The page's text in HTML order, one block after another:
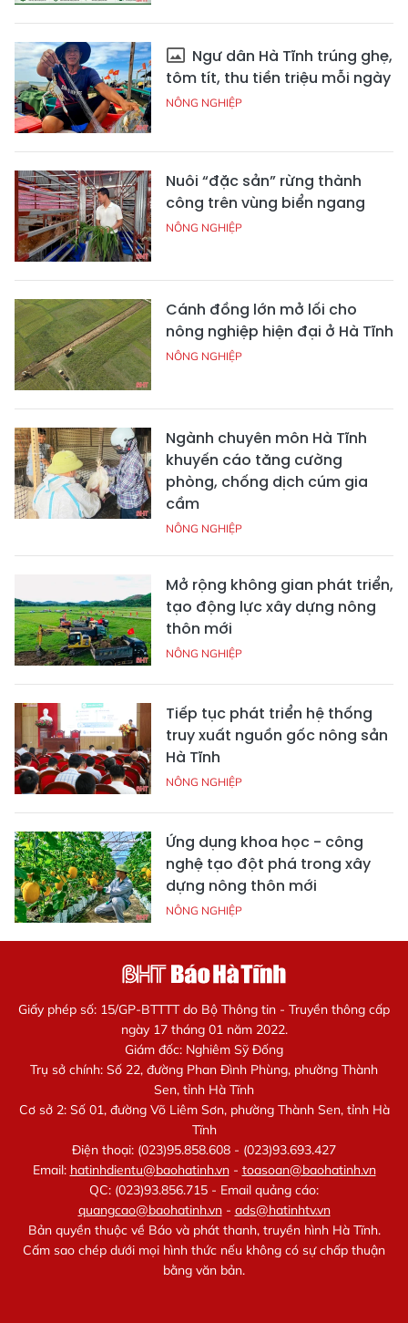
Ngư dân Hà Tĩnh trúng ghẹ,
tôm tít, thu tiền triệu mỗi ngày
NÔNG NGHIỆP
Nuôi “đặc sản” rừng thành
công trên vùng biển ngang
NÔNG NGHIỆP
Cánh đồng lớn mở lối cho
nông nghiệp hiện đại ở Hà Tĩnh
NÔNG NGHIỆP
Ngành chuyên môn Hà Tĩnh
khuyến cáo tăng cường
phòng, chống dịch cúm gia
cầm
NÔNG NGHIỆP
Mở rộng không gian phát triển,
tạo động lực xây dựng nông
thôn mới
NÔNG NGHIỆP
Tiếp tục phát triển hệ thống
truy xuất nguồn gốc nông sản
Hà Tĩnh
NÔNG NGHIỆP
Ứng dụng khoa học - công
nghệ tạo đột phá trong xây
dựng nông thôn mới
NÔNG NGHIỆP
Giấy phép số: 15/GP-BTTTT do Bộ Thông tin - Truyền thông cấp
ngày 17 tháng 01 năm 2022.
Giám đốc: Nghiêm Sỹ Đống
Trụ sở chính: Số 22, đường Phan Đình Phùng, phường Thành
Sen, tỉnh Hà Tĩnh
Cơ sở 2: Số 01, đường Võ Liêm Sơn, phường Thành Sen, tỉnh Hà
Tĩnh
Điện thoại: (023)95.858.608 - (023)93.693.427
Email: hatinhdientu@baohatinh.vn- toasoan@baohatinh.vn
QC: (023)93.856.715 - Email quảng cáo:
quangcao@baohatinh.vn- ads@hatinhtv.vn
Bản quyền thuộc về Báo và phát thanh, truyền hình Hà Tĩnh.
Cấm sao chép dưới mọi hình thức nếu không có sự chấp thuận
bằng văn bản.